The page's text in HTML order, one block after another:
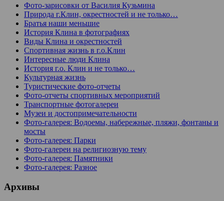
Фото-зарисовки от Василия Кузьмина
Природа г.Клин, окрестностей и не только…
Братья наши меньшие
История Клина в фотографиях
Виды Клина и окрестностей
Спортивная жизнь в г.о.Клин
Интересные люди Клина
История г.о. Клин и не только…
Культурная жизнь
Туристические фото-отчеты
Фото-отчеты спортивных мероприятий
Транспортные фотогалереи
Музеи и достопримечательности
Фото-галерея: Водоемы, набережные, пляжи, фонтаны и
мосты
Фото-галерея: Парки
Фото-галереи на религиозную тему
Фото-галерея: Памятники
Фото-галерея: Разное
Архивы